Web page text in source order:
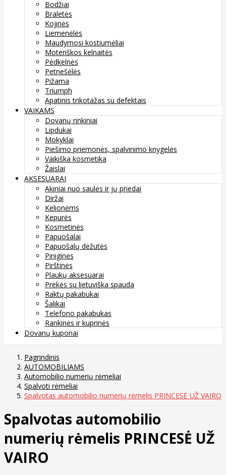
Bodžiai
Braletės
Kojinės
Liemenėlės
Maudymosi kostiumėliai
Moteriškos kelnaitės
Pėdkelnės
Petnešėlės
Pižama
Triumph
Apatinis trikotažas su defektais
VAIKAMS
Dovanų rinkiniai
Lipdukai
Mokyklai
Piešimo priemonės, spalvinimo knygelės
Vaikiška kosmetika
Žaislai
AKSESUARAI
Akiniai nuo saulės ir jų priedai
Diržai
Kelionėms
Kepurės
Kosmetinės
Papuošalai
Papuošalų dėžutės
Piniginės
Pirštinės
Plaukų aksesuarai
Prekės su lietuviška spauda
Raktų pakabukai
Šalikai
Telefono pakabukas
Rankinės ir kuprinės
Dovanų kuponai
Pagrindinis
AUTOMOBILIAMS
Automobilio numerių rėmeliai
Spalvoti rėmeliai
Spalvotas automobilio numerių rėmelis PRINCESĖ UŽ VAIRO
Spalvotas automobilio
numerių rėmelis PRINCESĖ UŽ
VAIRO